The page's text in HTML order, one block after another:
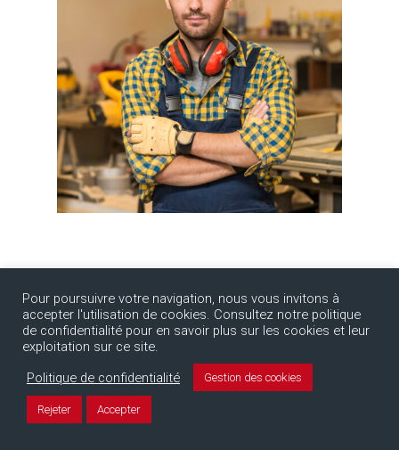
VOIR TOUTES LES FAQ
Expert-Comptable Groupe Résultis
Pour poursuivre votre navigation, nous vous invitons à
accepter l'utilisation de cookies. Consultez notre politique
de confidentialité pour en savoir plus sur les cookies et leur
exploitation sur ce site.
Politique de confidentialité
Gestion des cookies
Rejeter Accepter